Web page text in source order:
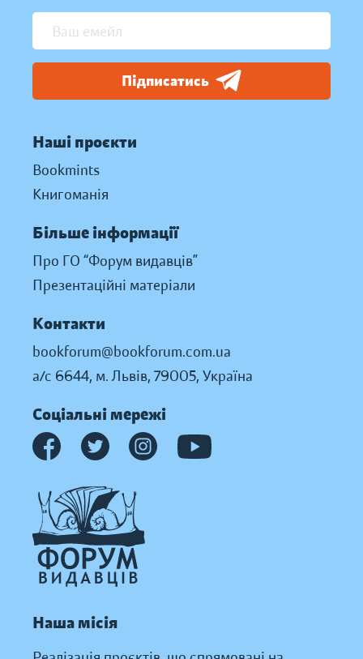
Підписатись
Наші проєкти
Bookmints
Книгоманія
Більше інформації
Про ГО “Форум видавців”
Презентаційні матеріали
Контакти
bookforum@bookforum.com.ua
а/с 6644, м. Львів, 79005, Україна
Соціальні мережі
Наша місія